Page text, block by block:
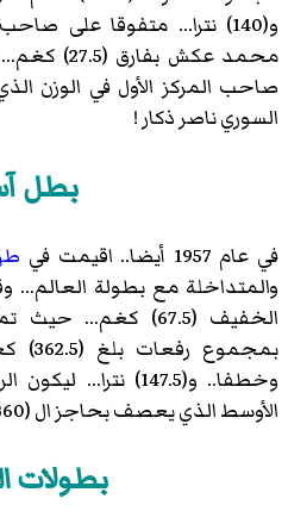
و(140) نترا... متفوقا على صاحب المركز الثاني الرباع السوري
محمد عكش
بفارق
السوريناصر ذكار!
بطل
في عام 1957 أيضا.. اقيمت في
والمتداخلة مع بطولة العالم...
الخفيف (67.5) كغم...
وخطفا.. و(147.5)
الأوسط الذي يعصف بحاجز ال (360) كغم ضمن فئة الخفيف !
بطولات